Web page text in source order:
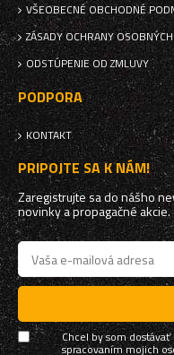
VŠEOBECNÉ OBCHODNÉ
ZÁSADY OCHRANY
ODSTÚPENIE OD ZMLUVY
PODPORA
KONTAKT
PRIPOJTE SA K NÁM!
Zaregistrujte sa do nášho
novinky a propagačné akcie.
Chcel by som
spracovaním mojich